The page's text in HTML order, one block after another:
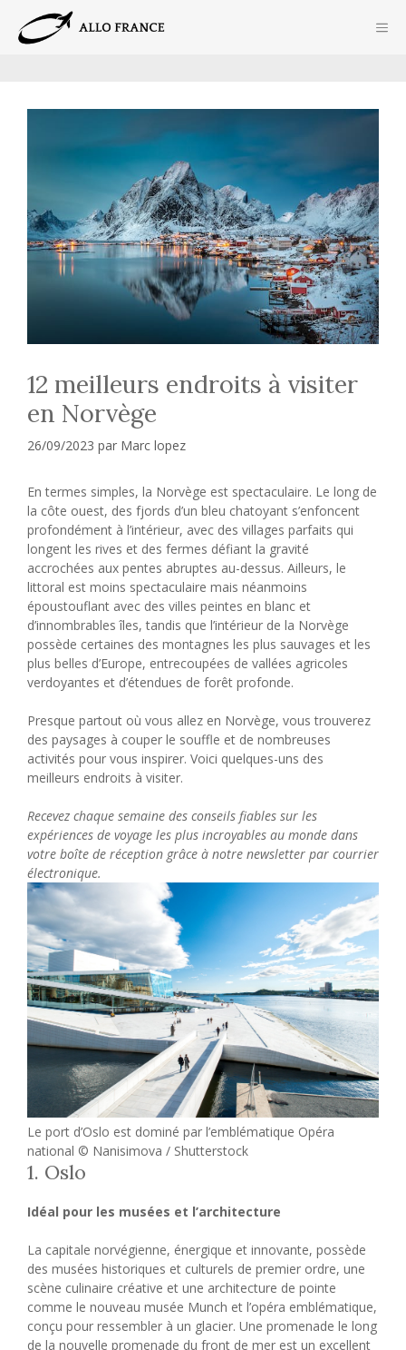
contenu
12 meilleurs endroits à visiter
en Norvège
26/09/2023 par Marc lopez
En termes simples, la Norvège est spectaculaire. Le long de
la côte ouest, des fjords d’un bleu chatoyant s’enfoncent
profondément à l’intérieur, avec des villages parfaits qui
longent les rives et des fermes défiant la gravité
accrochées aux pentes abruptes au-dessus. Ailleurs, le
littoral est moins spectaculaire mais néanmoins
époustouflant avec des villes peintes en blanc et
d’innombrables îles, tandis que l’intérieur de la Norvège
possède certaines des montagnes les plus sauvages et les
plus belles d’Europe, entrecoupées de vallées agricoles
verdoyantes et d’étendues de forêt profonde.
Presque partout où vous allez en Norvège, vous trouverez
des paysages à couper le souffle et de nombreuses
activités pour vous inspirer. Voici quelques-uns des
meilleurs endroits à visiter.
Recevez chaque semaine des conseils fiables sur les
expériences de voyage les plus incroyables au monde dans
votre boîte de réception grâce à notre newsletter par courrier
électronique.
Le port d’Oslo est dominé par l’emblématique Opéra
national © Nanisimova / Shutterstock
1. Oslo
Idéal pour les musées et l’architecture
La capitale norvégienne, énergique et innovante, possède
des musées historiques et culturels de premier ordre, une
scène culinaire créative et une architecture de pointe
comme le nouveau musée Munch et l’opéra emblématique,
conçu pour ressembler à un glacier. Une promenade le long
de la nouvelle promenade du front de mer est un excellent